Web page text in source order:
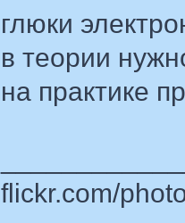
глюки
в теории
на практике
flickr.com/